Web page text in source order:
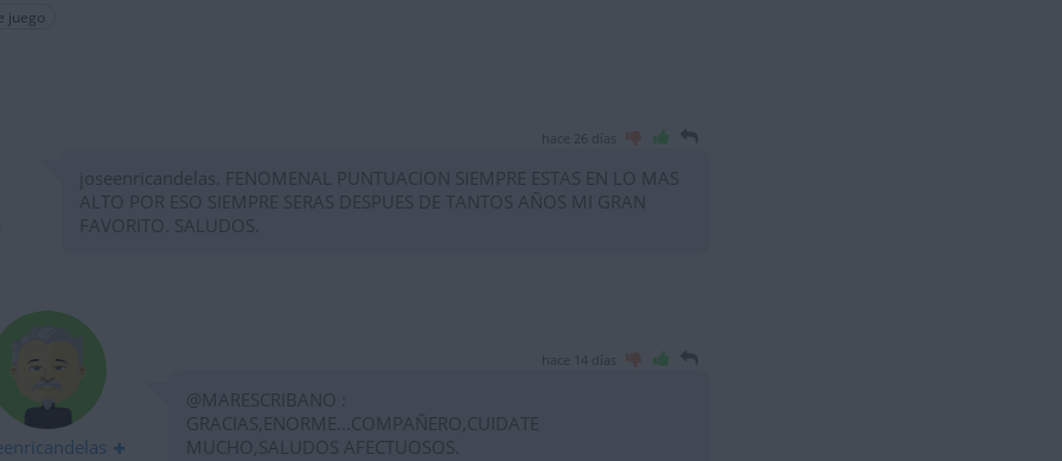
juego
hace 26 días
joseenricandelas. FENOMENAL PUNTUACION SIEMPRE ESTAS EN LO MAS
ALTO POR ESO SIEMPRE SERAS DESPUES DE TANTOS AÑOS MI GRAN
FAVORITO. SALUDOS.
hace 14 días
@MARESCRIBANO :
GRACIAS,ENORME...COMPAÑERO,CUIDATE
MUCHO,SALUDOS AFECTUOSOS.